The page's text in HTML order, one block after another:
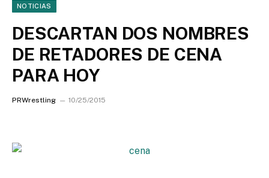
NOTICIAS
DESCARTAN DOS NOMBRES
DE RETADORES DE CENA
PARA HOY
PRWrestling 10/25/2015